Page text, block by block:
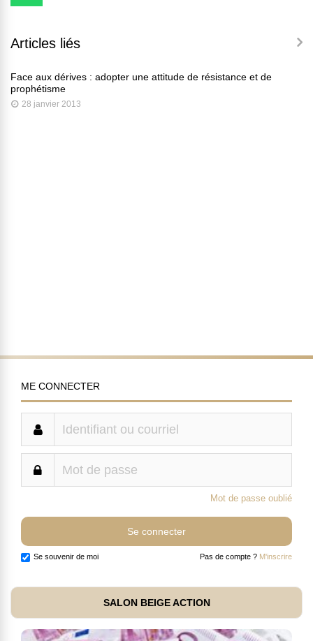
Articles liés
Face aux dérives : adopter une attitude de résistance et de
prophétisme
28 janvier 2013
ME CONNECTER
Mot de passe oublié
Se souvenir de moi Pas de compte ? M'inscrire
SALON BEIGE ACTION